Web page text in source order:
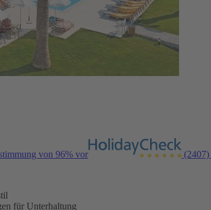
von 96% vor (2407)
für Unterhaltung